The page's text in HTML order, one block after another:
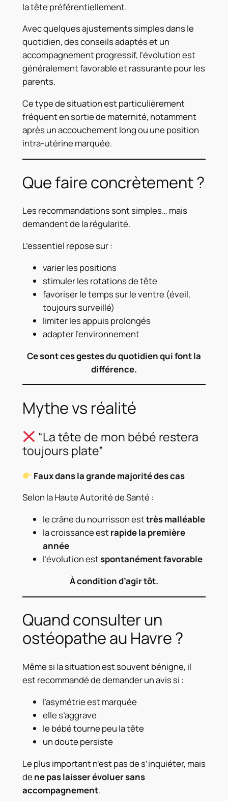
la tête préférentiellement.
Avec quelques ajustements simples dans le
quotidien, des conseils adaptés et un
accompagnement progressif, l’évolution est
généralement favorable et rassurante pour les
parents.
Ce type de situation est particulièrement
fréquent en sortie de maternité, notamment
après un accouchement long ou une position
intra-utérine marquée.
Que faire concrètement ?
Les recommandations sont simples… mais
demandent de la régularité.
L’essentiel repose sur :
varier les positions
stimuler les rotations de tête
favoriser le temps sur le ventre (éveil,
toujours surveillé)
limiter les appuis prolongés
adapter l’environnement
Ce sont ces gestes du quotidien qui font la
différence.
Mythe vs réalité
“La tête de mon bébé restera
toujours plate”
Faux dans la grande majorité des cas
Selon la Haute Autorité de Santé :
le crâne du nourrisson esttrès malléable
la croissance estrapide la première
année
l’évolution estspontanément favorable
À condition d’agir tôt.
Quand consulter un
ostéopathe au Havre ?
Même si la situation est souvent bénigne, il
est recommandé de demander un avis si :
l’asymétrie est marquée
elle s’aggrave
le bébé tourne peu la tête
un doute persiste
Le plus important n’est pas de s’inquiéter, mais
de ne pas laisser évoluer sans
accompagnement.